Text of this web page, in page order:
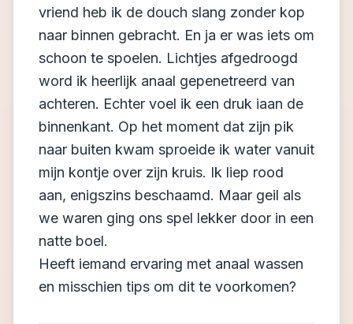
vriend heb ik de douch slang zonder kop
naar binnen gebracht. En ja er was iets om
schoon te spoelen. Lichtjes afgedroogd
word ik heerlijk anaal gepenetreerd van
achteren. Echter voel ik een druk iaan de
binnenkant. Op het moment dat zijn pik
naar buiten kwam sproeide ik water vanuit
mijn kontje over zijn kruis. Ik liep rood
aan, enigszins beschaamd. Maar geil als
we waren ging ons spel lekker door in een
natte boel.
Heeft iemand ervaring met anaal wassen
en misschien tips om dit te voorkomen?